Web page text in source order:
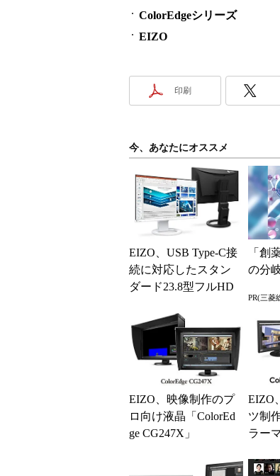
ColorEdgeシリーズ
EIZO
印刷
今、あなたにオススメ
EIZO、USB Type-C接
続に対応したスタン
ダード23.8型フルHD
「創
の分
PR(三菱
EIZO、映像制作のプ
ロ向け液晶「ColorEd
ge CG247X」
EIZO
ツ制
ラー